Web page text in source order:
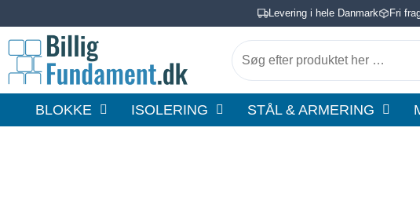
Levering i hele Danmark Fri
til
indholdet
Søg
efter
her
…
BLOKKE ISOLERING STÅL & ARMERING